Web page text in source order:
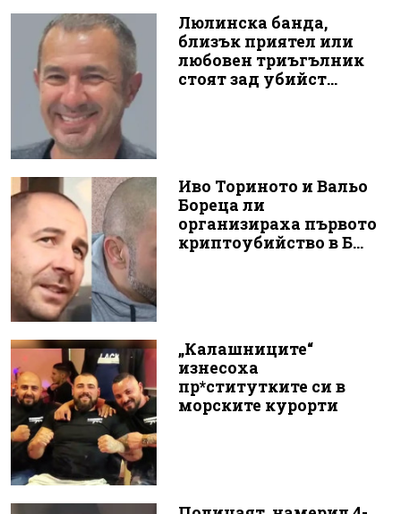
Люлинска банда,
близък приятел или
любовен триъгълник
стоят зад убийст...
Иво Ториното и Вальо
Бореца ли
организираха първото
криптоубийство в Б...
„Калашниците“
изнесоха
пр*ститутките си в
морските курорти